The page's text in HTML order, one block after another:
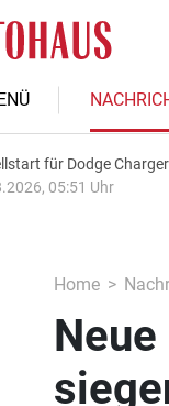
für Dodge
05:51 Uhr
Home